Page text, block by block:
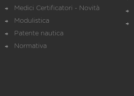
Medici Certificatori - Novità
Modulistica
Patente nautica
Normativa